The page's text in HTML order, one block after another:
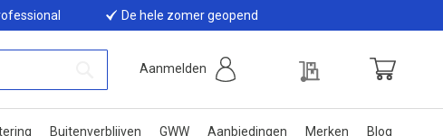
De hele zomer geopend
Aanmelden
Buitenverblijven GWW Aanbiedingen Merken Blog